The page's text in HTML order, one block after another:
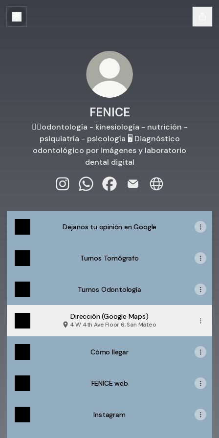
FENICE
👨‍⚕️odontología - kinesiología - nutrición -
psiquiatría - psicología 🖥️ Diagnóstico
odontológico por imágenes y laboratorio
dental digital
Dejanos tu opinión en Google
Turnos Tomógrafo
Turnos Odontología
Dirección (Google Maps)
4 W 4th Ave Floor 6, San Mateo
Cómo llegar
FENICE web
Instagram